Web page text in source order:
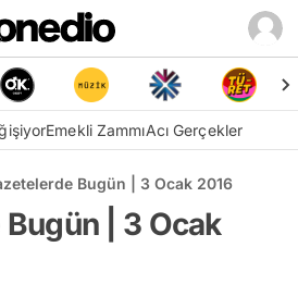
Emekli ZammıAcı Gerçekler
Bugün | 3 Ocak 2016
| 3 Ocak